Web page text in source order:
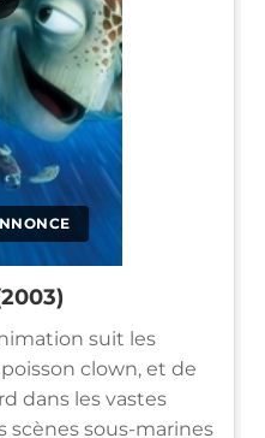
suit les
clown, et de
dans les vastes
scènes sous-marines